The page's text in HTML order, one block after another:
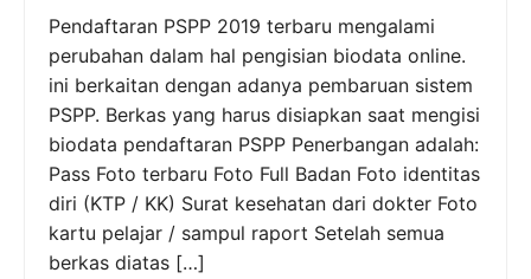
Pendaftaran PSPP 2019 terbaru mengalami
perubahan dalam hal pengisian biodata online.
ini berkaitan dengan adanya pembaruan sistem
PSPP. Berkas yang harus disiapkan saat mengisi
biodata pendaftaran PSPP Penerbangan adalah:
Pass Foto terbaru Foto Full Badan Foto identitas
diri (KTP / KK) Surat kesehatan dari dokter Foto
kartu pelajar / sampul raport Setelah semua
berkas diatas […]